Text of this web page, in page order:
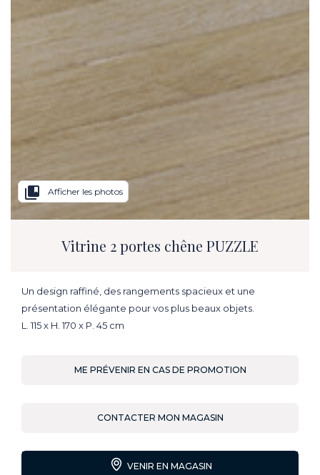
collections_bookmark Afficher les photos
Vitrine 2 portes chêne PUZZLE
Un design raffiné, des rangements spacieux et une
présentation élégante pour vos plus beaux objets.
L. 115 x H. 170 x P. 45 cm
ME PRÉVENIR EN CAS DE PROMOTION
CONTACTER MON MAGASIN
VENIR EN MAGASIN